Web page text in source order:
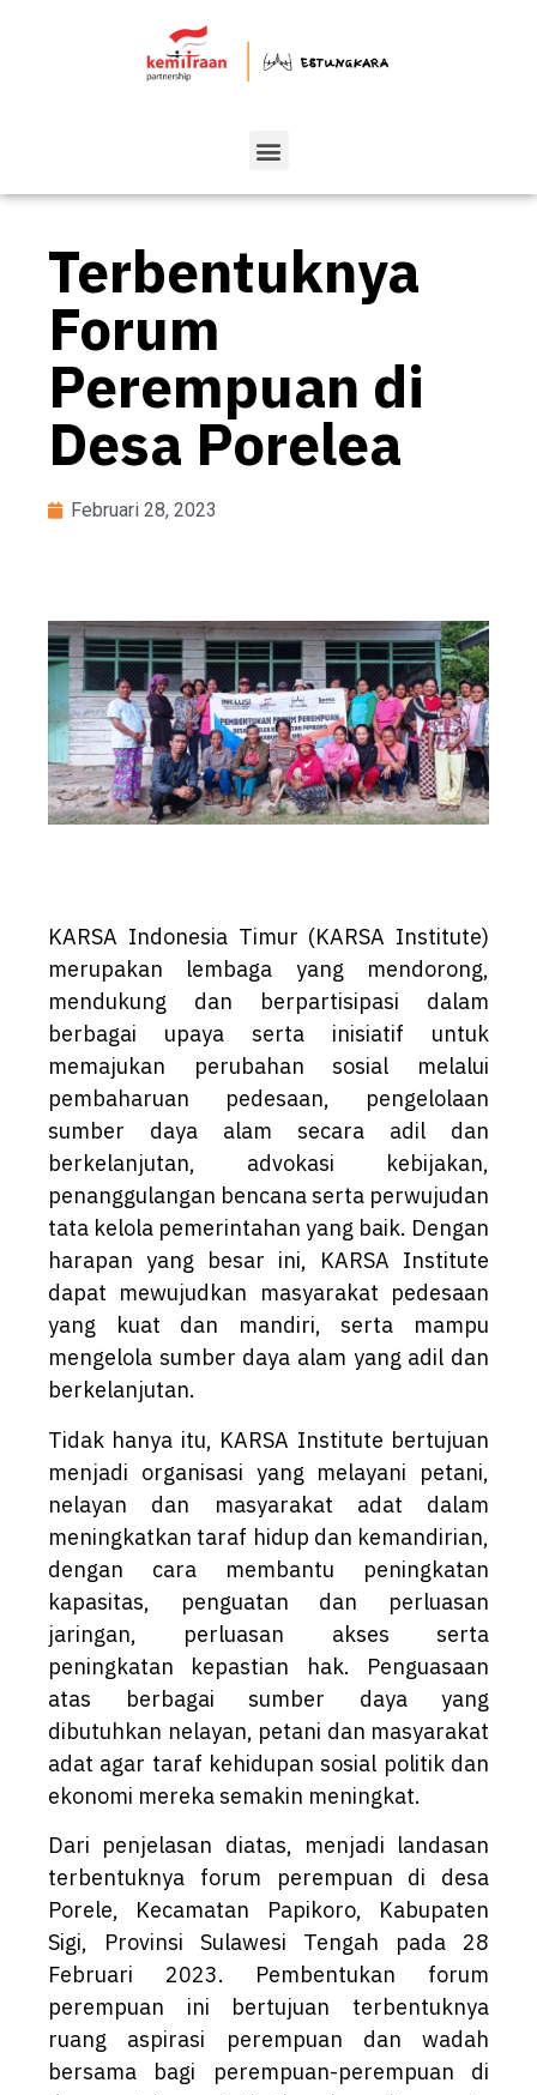
Terbentuknya
Forum
Perempuan di
Desa Porelea
Februari 28, 2023
KARSA Indonesia Timur (KARSA Institute)
merupakan lembaga yang mendorong,
mendukung dan berpartisipasi dalam
berbagai upaya serta inisiatif untuk
memajukan perubahan sosial melalui
pembaharuan pedesaan, pengelolaan
sumber daya alam secara adil dan
berkelanjutan, advokasi kebijakan,
penanggulangan bencana serta perwujudan
tata kelola pemerintahan yang baik. Dengan
harapan yang besar ini, KARSA Institute
dapat mewujudkan masyarakat pedesaan
yang kuat dan mandiri, serta mampu
mengelola sumber daya alam yang adil dan
berkelanjutan.
Tidak hanya itu, KARSA Institute bertujuan
menjadi organisasi yang melayani petani,
nelayan dan masyarakat adat dalam
meningkatkan taraf hidup dan kemandirian,
dengan cara membantu peningkatan
kapasitas, penguatan dan perluasan
jaringan, perluasan akses serta
peningkatan kepastian hak. Penguasaan
atas berbagai sumber daya yang
dibutuhkan nelayan, petani dan masyarakat
adat agar taraf kehidupan sosial politik dan
ekonomi mereka semakin meningkat.
Dari penjelasan diatas, menjadi landasan
terbentuknya forum perempuan di desa
Porele, Kecamatan Papikoro, Kabupaten
Sigi, Provinsi Sulawesi Tengah pada 28
Februari 2023. Pembentukan forum
perempuan ini bertujuan terbentuknya
ruang aspirasi perempuan dan wadah
bersama bagi perempuan-perempuan di